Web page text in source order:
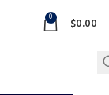
0 $0.00